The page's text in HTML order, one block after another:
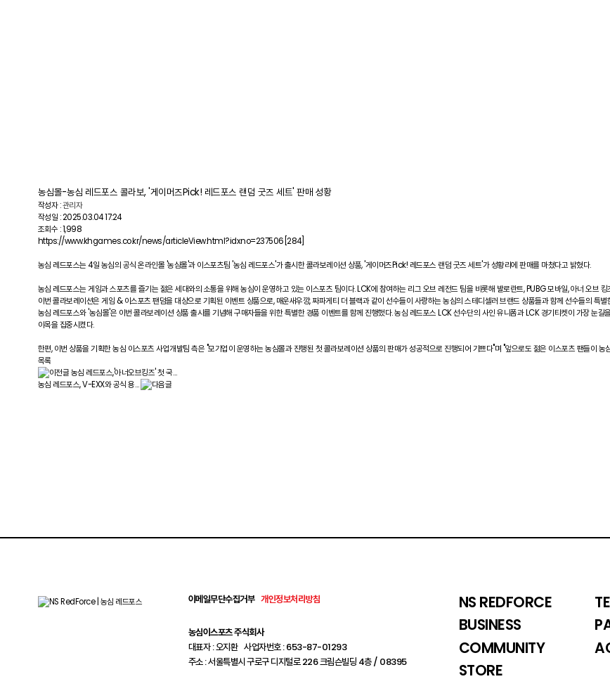
농심몰-농심 레드포스 콜라보, '게이머즈Pick! 레드포스 랜덤 굿즈 세트' 판매 성황
작성자 :관리자
작성일 : 2025.03.04 17:24
조회수 : 1,998
https://www.khgames.co.kr/news/articleView.html?idxno=237506 [284]
농심 레드포스는 4일 농심의 공식 온라인몰 '농심몰'과 이스포츠팀 '농심 레드포스'가 출시한 콜라보레이션 상품, '게이머즈Pick! 레드포스 랜덤 굿즈 세트'가 성황리에 판매를 마쳤다고 밝혔다.
농심 레드포스는 게임과 스포츠를 즐기는 젊은 세대와의 소통을 위해 농심이 운영하고 있는 이스포츠 팀이다. LCK에 참여하는 리그 오브 레전드 팀을 비롯해 발로란트, PUBG 모바일, 아너 오브
이번 콜라보레이션은 게임 & 이스포츠 팬덤을 대상으로 기획된 이벤트 상품으로, 매운새우깡, 짜파게티 더 블랙과 같이 선수들이 사랑하는 농심의 스테디셀러 브랜드 상품들과 함께 선수들의 특
농심 레드포스와 '농심몰'은 이번 콜라보레이션 상품 출시를 기념해 구매자들을 위한 특별한 경품 이벤트를 함께 진행했다. 농심 레드포스 LCK 선수단의 사인 유니폼과 LCK 경기티켓이 가장 눈
이목을 집중시켰다.
한편, 이번 상품을 기획한 농심 이스포츠 사업개발팀 측은 "모기업이 운영하는 농심몰과 진행된 첫 콜라보레이션 상품의 판매가 성공적으로 진행되어 기쁘다"며 "앞으로도 젊은 이스포츠 팬들이
목록
농심 레드포스,'아너오브킹즈' 첫 국…
농심 레드포스, V-EXX와 공식 용…
이메일무단수집거부 개인정보처리방침
농심이스포츠 주식회사
대표자 : 오지환 사업자번호 : 653-87-01293
주소 : 서울특별시 구로구 디지털로 226 크림슨빌딩 4층 / 08395
NS REDFORCE
BUSINESS
COMMUNITY
STORE